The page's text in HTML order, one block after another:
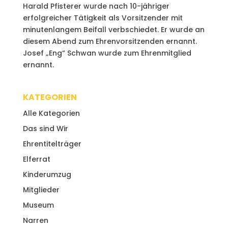
Harald Pfisterer wurde nach 10-jähriger
erfolgreicher Tätigkeit als Vorsitzender mit
minutenlangem Beifall verbschiedet. Er wurde an
diesem Abend zum Ehrenvorsitzenden ernannt.
Josef „Eng“ Schwan wurde zum Ehrenmitglied
ernannt.
KATEGORIEN
Alle Kategorien
Das sind Wir
Ehrentitelträger
Elferrat
Kinderumzug
Mitglieder
Museum
Narren